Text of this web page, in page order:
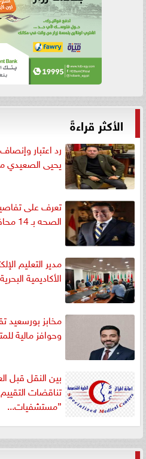
الأكثر قراءةً
رد اعتبار
يحيى الصعيدي
تعرف على
الصحه بـ 14 محافظه
مدير التعليم
الأكاديمية البحرية
مخابز بورسعيد
وحوافز مالية
بين النقل قبل
تناقضات
”مستشفيات...